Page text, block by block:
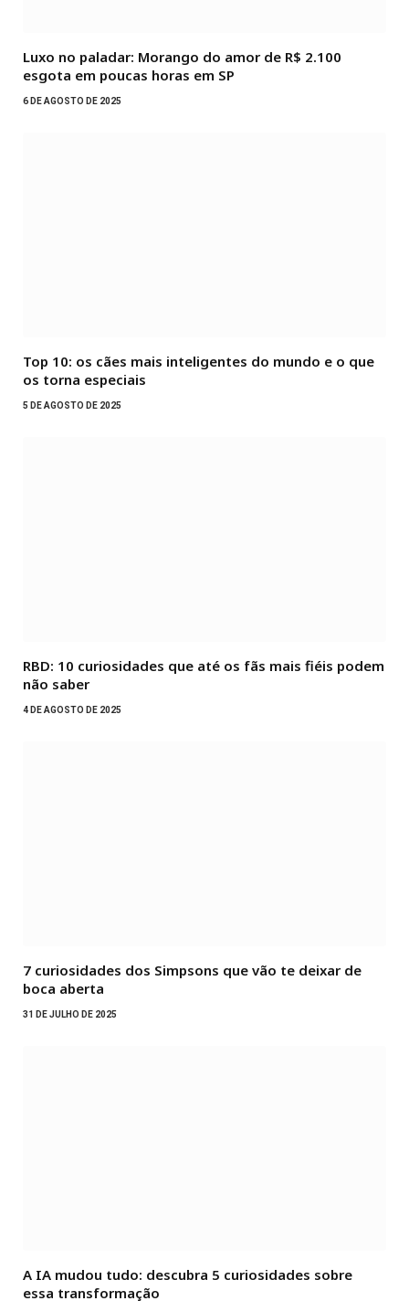
Luxo no paladar: Morango do amor de R$ 2.100
esgota em poucas horas em SP
6 DE AGOSTO DE 2025
Top 10: os cães mais inteligentes do mundo e o que
os torna especiais
5 DE AGOSTO DE 2025
RBD: 10 curiosidades que até os fãs mais fiéis podem
não saber
4 DE AGOSTO DE 2025
7 curiosidades dos Simpsons que vão te deixar de
boca aberta
31 DE JULHO DE 2025
A IA mudou tudo: descubra 5 curiosidades sobre
essa transformação